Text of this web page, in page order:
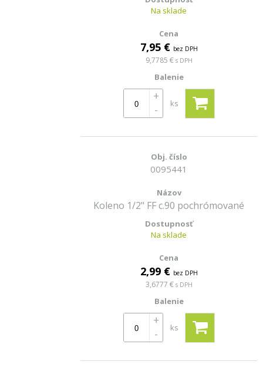
Na sklade
7,95 € bez DPH
9,7785 € s DPH
+
-
ks
0095441
Koleno 1/2" FF c.90 pochrómované
Na sklade
2,99 € bez DPH
3,6777 € s DPH
+
-
ks